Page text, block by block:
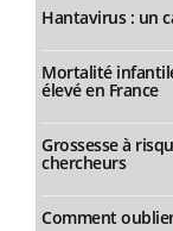
Hantavirus : un
Mortalité
élevé en France
Grossesse à
chercheurs
Comment